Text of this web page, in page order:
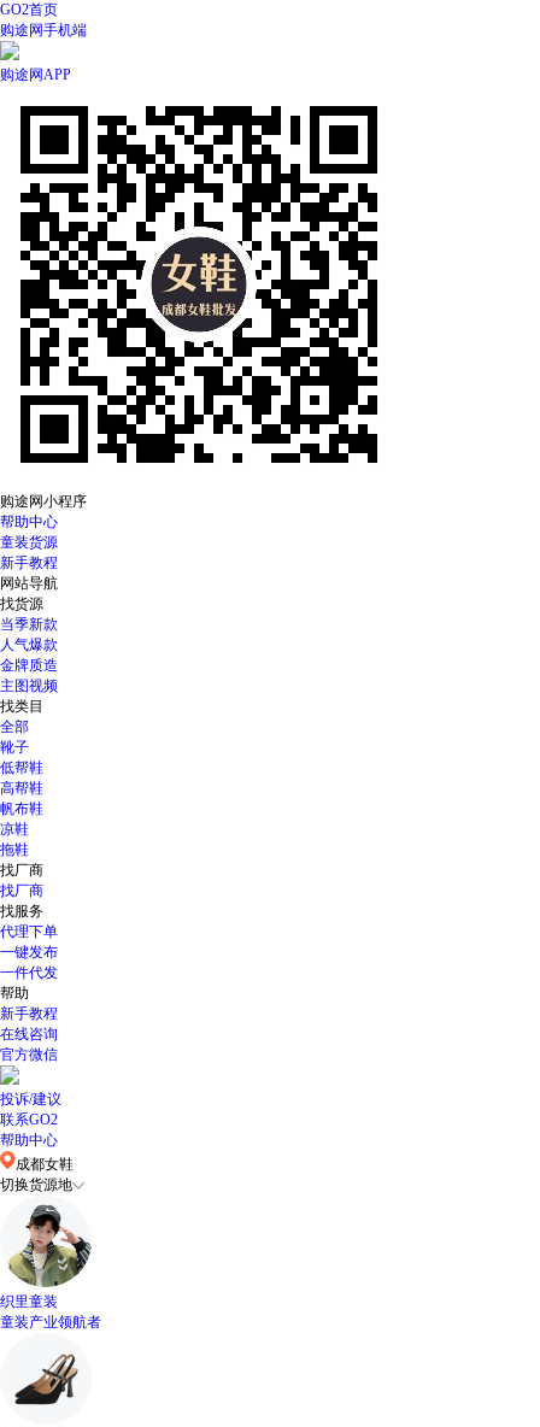
GO2首页
购途网手机端
购途网APP
购途网小程序
帮助中心
童装货源
新手教程
网站导航
找货源
当季新款
人气爆款
金牌质造
主图视频
找类目
全部
靴子
低帮鞋
高帮鞋
帆布鞋
凉鞋
拖鞋
找厂商
找厂商
找服务
代理下单
一键发布
一件代发
帮助
新手教程
在线咨询
官方微信
投诉/建议
联系GO2
帮助中心
成都女鞋
切换货源地
织里童装
童装产业领航者